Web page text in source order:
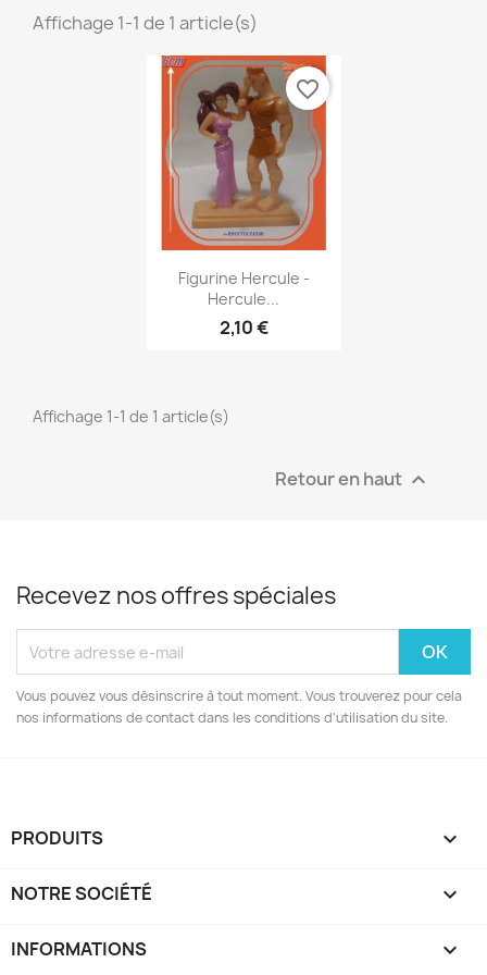
Affichage 1-1 de 1 article(s)
Aperçu rapide
Figurine Hercule -
Hercule...
2,10 €
favorite_border
Affichage 1-1 de 1 article(s)
Retour en haut 
Recevez nos offres spéciales
Vous pouvez vous désinscrire à tout moment. Vous trouverez pour cela
nos informations de contact dans les conditions d'utilisation du site.
PRODUITS 
NOTRE SOCIÉTÉ 
INFORMATIONS keyboard_arrow_down